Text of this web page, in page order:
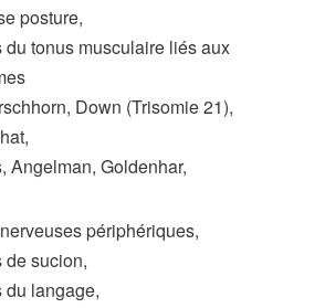
posture,
du tonus musculaire liés aux
Down (Trisomie 21),
Angelman, Goldenhar,
périphériques,
de sucion,
du langage,